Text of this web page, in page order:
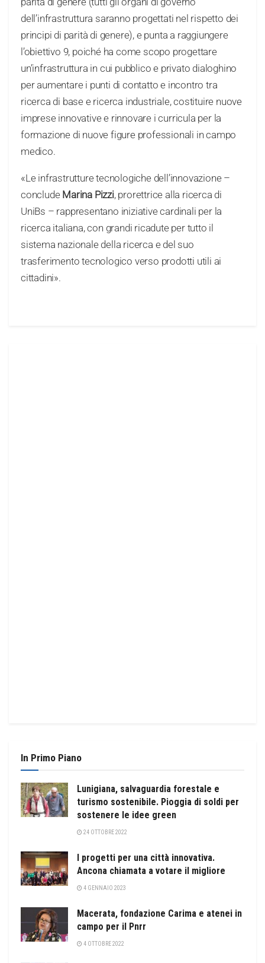
dell’infrastruttura saranno progettati nel rispetto dei
principi di parità di genere), e punta a raggiungere
l’obiettivo 9, poiché ha come scopo progettare
un’infrastruttura in cui pubblico e privato dialoghino
per aumentare i punti di contatto e incontro tra
ricerca di base e ricerca industriale, costituire nuove
imprese innovative e rinnovare i curricula per la
formazione di nuove figure professionali in campo
medico.
«Le infrastrutture tecnologiche dell’innovazione –
conclude Marina Pizzi, prorettrice alla ricerca di
UniBs – rappresentano iniziative cardinali per la
ricerca italiana, con grandi ricadute per tutto il
sistema nazionale della ricerca e del suo
trasferimento tecnologico verso prodotti utili ai
cittadini».
In Primo Piano
Lunigiana, salvaguardia forestale e
turismo sostenibile. Pioggia di soldi per
sostenere le idee green
24 OTTOBRE 2022
I progetti per una città innovativa.
Ancona chiamata a votare il migliore
4 GENNAIO 2023
Macerata, fondazione Carima e atenei in
campo per il Pnrr
4 OTTOBRE 2022